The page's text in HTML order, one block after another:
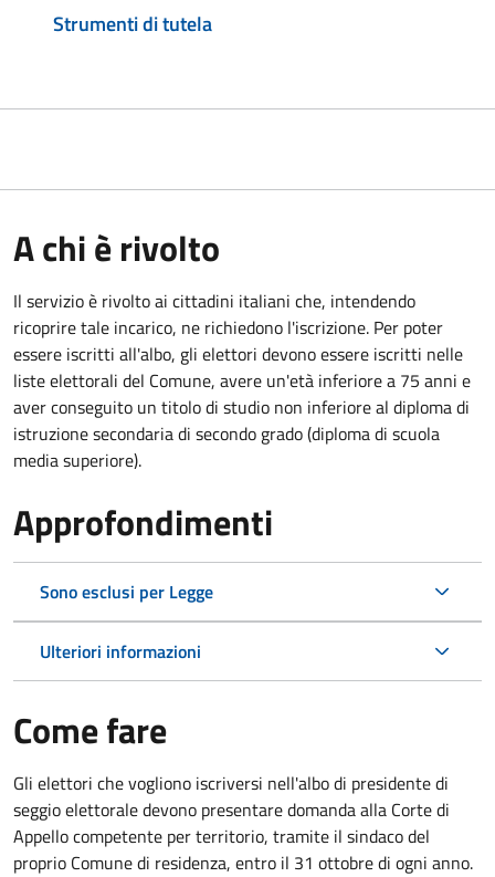
Strumenti di tutela
A chi è rivolto
Il servizio è rivolto ai cittadini italiani che, intendendo
ricoprire tale incarico, ne richiedono l'iscrizione. Per poter
essere iscritti all'albo, gli elettori devono essere iscritti nelle
liste elettorali del Comune, avere un'età inferiore a 75 anni e
aver conseguito un titolo di studio non inferiore al diploma di
istruzione secondaria di secondo grado (diploma di scuola
media superiore).
Approfondimenti
Sono esclusi per Legge
Ulteriori informazioni
Come fare
Gli elettori che vogliono iscriversi nell'albo di presidente di
seggio elettorale devono presentare domanda alla Corte di
Appello competente per territorio, tramite il sindaco del
proprio Comune di residenza, entro il 31 ottobre di ogni anno.